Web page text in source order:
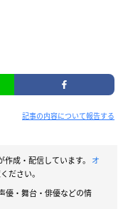
記事の内容について報告する
成・配信しています。 オ
ださい。
優・舞台・俳優などの情